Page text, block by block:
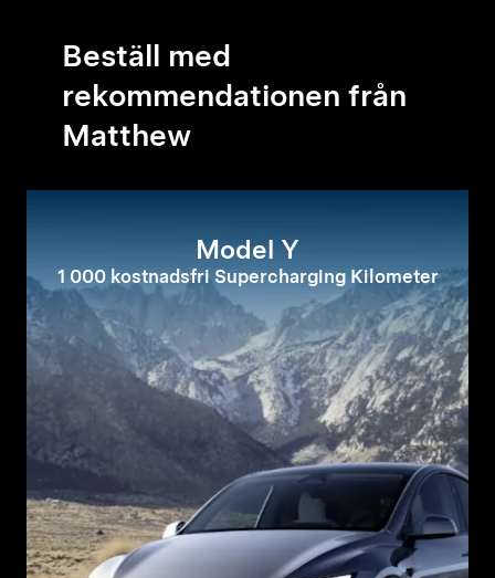
Beställ med
rekommendationen från
Matthew
Model Y
1 000 kostnadsfri Supercharging Kilometer